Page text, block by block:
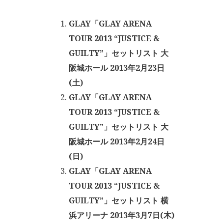
GLAY「GLAY ARENA
TOUR 2013 “JUSTICE &
GUILTY”」セットリスト 大
阪城ホール 2013年2月23日
(土)
GLAY「GLAY ARENA
TOUR 2013 “JUSTICE &
GUILTY”」セットリスト 大
阪城ホール 2013年2月24日
(日)
GLAY「GLAY ARENA
TOUR 2013 “JUSTICE &
GUILTY”」セットリスト 横
浜アリーナ 2013年3月7日(木)